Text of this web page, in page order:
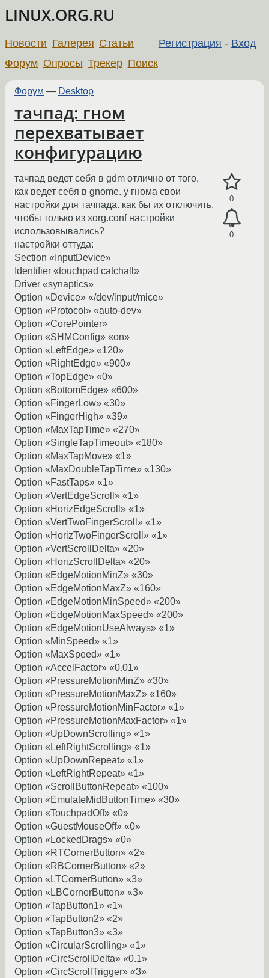
LINUX.ORG.RU
Регистрация - Вход
Новости Галерея Статьи
Форум Опросы Трекер Поиск
Форум — Desktop
тачпад: гном
перехватывает
конфигурацию
0
0
тачпад ведет себя в gdm отлично от того,
как ведет себя в gnome. у гнома свои
настройки для тачпада. как бы их отключить,
чтобы только из xorg.conf настройки
использовывались?
настройки оттуда:
Section «InputDevice»
Identifier «touchpad catchall»
Driver «synaptics»
Option «Device» «/dev/input/mice»
Option «Protocol» «auto-dev»
Option «CorePointer»
Option «SHMConfig» «on»
Option «LeftEdge» «120»
Option «RightEdge» «900»
Option «TopEdge» «0»
Option «BottomEdge» «600»
Option «FingerLow» «30»
Option «FingerHigh» «39»
Option «MaxTapTime» «270»
Option «SingleTapTimeout» «180»
Option «MaxTapMove» «1»
Option «MaxDoubleTapTime» «130»
Option «FastTaps» «1»
Option «VertEdgeScroll» «1»
Option «HorizEdgeScroll» «1»
Option «VertTwoFingerScroll» «1»
Option «HorizTwoFingerScroll» «1»
Option «VertScrollDelta» «20»
Option «HorizScrollDelta» «20»
Option «EdgeMotionMinZ» «30»
Option «EdgeMotionMaxZ» «160»
Option «EdgeMotionMinSpeed» «200»
Option «EdgeMotionMaxSpeed» «200»
Option «EdgeMotionUseAlways» «1»
Option «MinSpeed» «1»
Option «MaxSpeed» «1»
Option «AccelFactor» «0.01»
Option «PressureMotionMinZ» «30»
Option «PressureMotionMaxZ» «160»
Option «PressureMotionMinFactor» «1»
Option «PressureMotionMaxFactor» «1»
Option «UpDownScrolling» «1»
Option «LeftRightScrolling» «1»
Option «UpDownRepeat» «1»
Option «LeftRightRepeat» «1»
Option «ScrollButtonRepeat» «100»
Option «EmulateMidButtonTime» «30»
Option «TouchpadOff» «0»
Option «GuestMouseOff» «0»
Option «LockedDrags» «0»
Option «RTCornerButton» «2»
Option «RBCornerButton» «2»
Option «LTCornerButton» «3»
Option «LBCornerButton» «3»
Option «TapButton1» «1»
Option «TapButton2» «2»
Option «TapButton3» «3»
Option «CircularScrolling» «1»
Option «CircScrollDelta» «0.1»
Option «CircScrollTrigger» «3»